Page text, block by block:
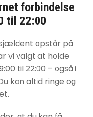
forbindelse
til 22:00
opstår på
vi valgt at holde
til 22:00 – også i
kan altid ringe og